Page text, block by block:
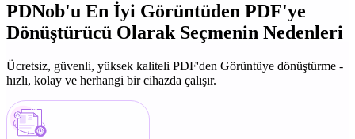
PDNob'u En İyi Görüntüden PDF'ye
Dönüştürücü Olarak Seçmenin Nedenleri
Ücretsiz, güvenli, yüksek kaliteli PDF'den Görüntüye dönüştürme -
hızlı, kolay ve herhangi bir cihazda çalışır.